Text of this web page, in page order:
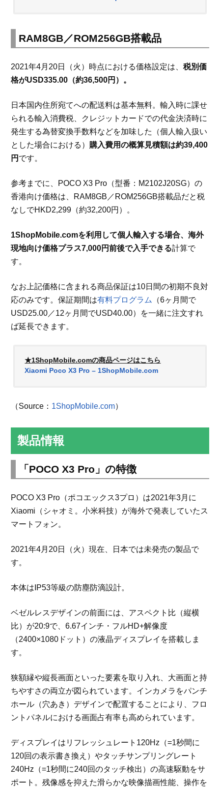
RAM8GB／ROM256GB搭載品
2021年4月20日（火）時点における価格設定は、税別価
格がUSD335.00（約36,500円）。
日本国内住所宛てへの配送料は基本無料。輸入時に課せ
られる輸入消費税、クレジットカードでの代金決済時に
発生する為替変換手数料などを加味した（個人輸入扱い
とした場合における） 購入費用の概算見積額は約39,400
円 です。
参考までに、POCO X3 Pro（型番：M2102J20SG）の
香港向け価格は、RAM8GB／ROM256GB搭載品だと税
なしでHKD2,299（約32,200円）。
1ShopMobile.comを利用して個人輸入する場合、海外
現地向け価格プラス7,000円前後で入手できる計算で
す。
なお上記価格に含まれる商品保証は10日間の初期不良対
応のみです。保証期間は有料プログラム
（6ヶ月間で
USD25.00／12ヶ月間でUSD40.00）を一緒に注文すれ
ば延長できます。
★1ShopMobile.comの商品ページはこちら
Xiaomi Poco X3 Pro – 1ShopMobile.com
（Source： 1ShopMobile.com）
製品情報
「POCO X3 Pro」の特徴
POCO X3 Pro（ポコエックス3プロ）は2021年3月に
Xiaomi（シャオミ。小米科技）が海外で発表していたス
マートフォン。
2021年4月20日（火）現在、日本では未発売の製品で
す。
本体はIP53等級の防塵防滴設計。
ベゼルレスデザインの前面には、アスペクト比（縦横
比）が20:9で、6.67インチ・フルHD+解像度
（2400×1080ドット）の液晶ディスプレイを搭載しま
す。
狭額縁や縦長画面といった要素を取り入れ、大画面と持
ちやすさの両立が図られています。インカメラをパンチ
ホール（穴あき）デザインで配置することにより、フロ
ントパネルにおける画面占有率も高められています。
ディスプレイはリフレッシュレート120Hz（=1秒間に
120回の表示書き換え）やタッチサンプリングレート
240Hz（=1秒間に240回のタッチ検出）の高速駆動をサ
ポート。残像感を抑えた滑らかな映像描画性能、操作を